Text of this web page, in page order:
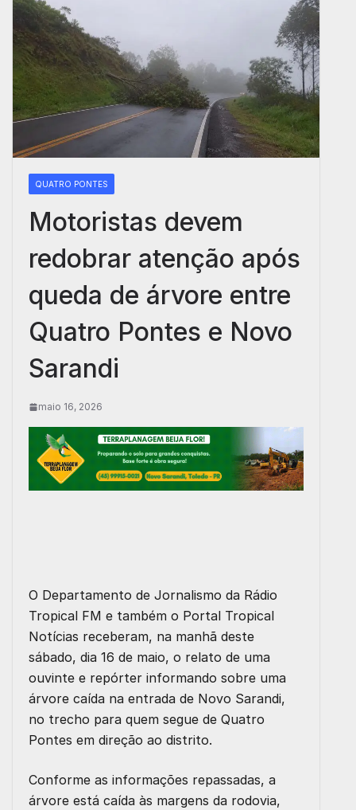
QUATRO PONTES
Motoristas devem
redobrar atenção após
queda de árvore entre
Quatro Pontes e Novo
Sarandi
maio 16, 2026
O Departamento de Jornalismo da Rádio
Tropical FM e também o Portal Tropical
Notícias receberam, na manhã deste
sábado, dia 16 de maio, o relato de uma
ouvinte e repórter informando sobre uma
árvore caída na entrada de Novo Sarandi,
no trecho para quem segue de Quatro
Pontes em direção ao distrito.
Conforme as informações repassadas, a
árvore está caída às margens da rodovia,